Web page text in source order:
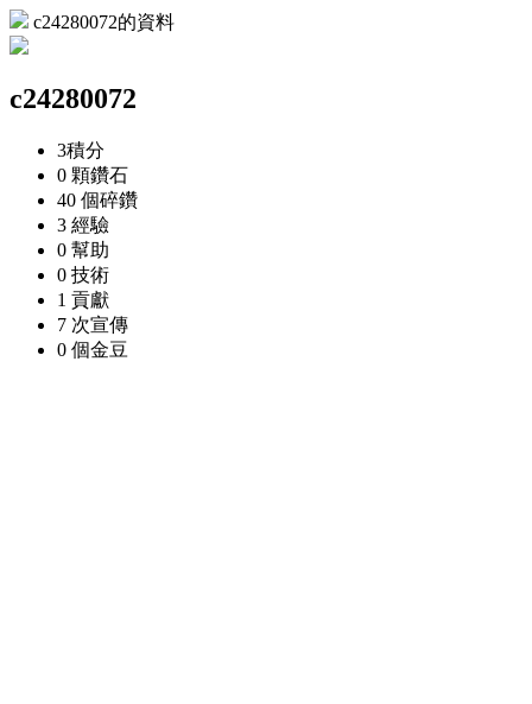
c24280072的資料
c24280072
3積分
0 顆鑽石
40 個碎鑽
3 經驗
0 幫助
0 技術
1 貢獻
7 次宣傳
0 個金豆